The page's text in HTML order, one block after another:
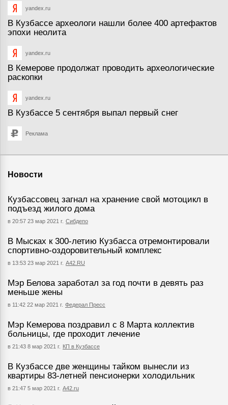
yandex.ru
В Кузбассе археологи нашли более 400 артефактов
эпохи неолита
yandex.ru
В Кемерове продолжат проводить археологические
раскопки
yandex.ru
В Кузбассе 5 сентября выпал первый снег
Реклама
Новости
Кузбассовец загнал на хранение свой мотоцикл в
подъезд жилого дома
в 20:57 23 мар 2021 г. Сибдепо
В Мысках к 300-летию Кузбасса отремонтировали
спортивно-оздоровительный комплекс
в 13:53 23 мар 2021 г. А42.RU
Мэр Белова заработал за год почти в девять раз
меньше жены
в 11:42 22 мар 2021 г. Федерал Пресс
Мэр Кемерова поздравил с 8 Марта коллектив
больницы, где проходит лечение
в 21:43 8 мар 2021 г. КП в Кузбассе
В Кузбассе две женщины тайком вынесли из
квартиры 83-летней пенсионерки холодильник
в 21:47 5 мар 2021 г. А42.ru